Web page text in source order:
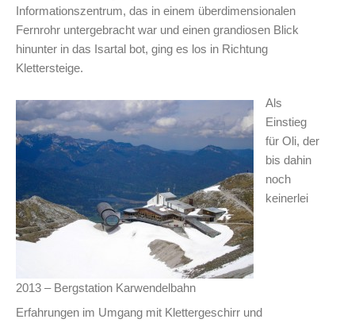
Informationszentrum, das in einem überdimensionalen
Fernrohr untergebracht war und einen grandiosen Blick
hinunter in das Isartal bot, ging es los in Richtung
Klettersteige.
2013 – Bergstation Karwendelbahn
Als
Einstieg
für Oli, der
bis dahin
noch
keinerlei
Erfahrungen im Umgang mit Klettergeschirr und